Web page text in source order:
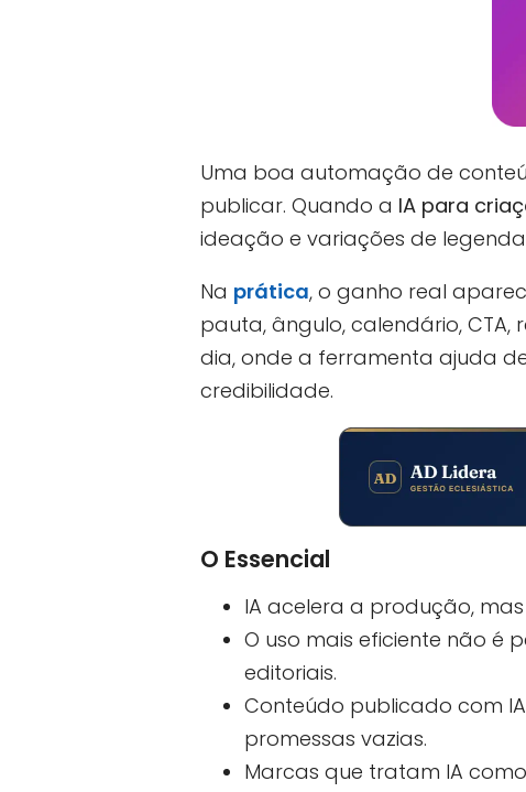
Uma boa automação de
publicar. Quando a IA para
ideação e variações de
Na prática, o ganho real
pauta, ângulo, calendário,
dia, onde a ferramenta ajuda
credibilidade.
O Essencial
IA acelera a produção,
O uso mais eficiente não é
editoriais.
Conteúdo publicado com
promessas vazias.
Marcas que tratam IA